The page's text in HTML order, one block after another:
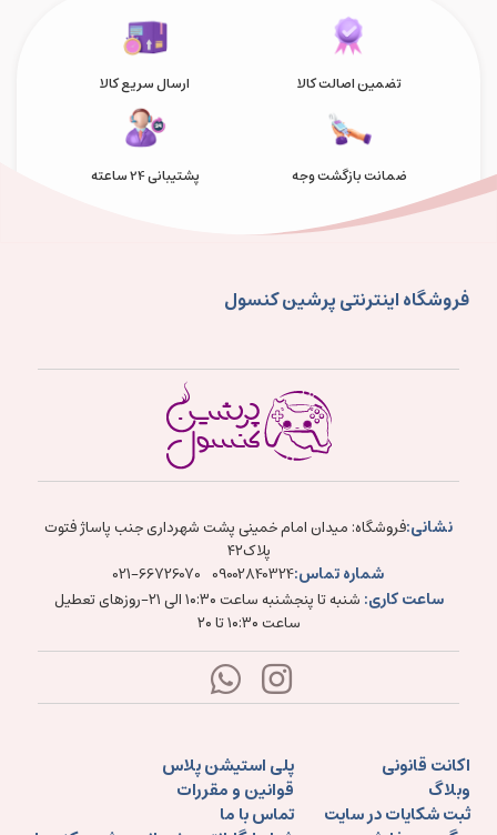
تضمین اصالت کالا ارسال سریع کالا
ضمانت بازگشت وجه پشتیبانی 24 ساعته
فروشگاه اینترنتی پرشین کنسول
نشانی:فروشگاه: میدان امام خمینی پشت شهرداری جنب پاساژ فتوت
پلاک۴۲
شماره تماس:09002840324
021-66726070
ساعت کاری:
شنبه تا پنجشنبه ساعت ۱۰:۳۰ الی ۲۱-روزهای تعطیل
ساعت ۱۰:۳۰ تا ۲۰
اکانت قانونی
پلی استیشن پلاس
وبلاگ
قوانین و مقررات
ثبت شکایات در سایت
تماس با ما